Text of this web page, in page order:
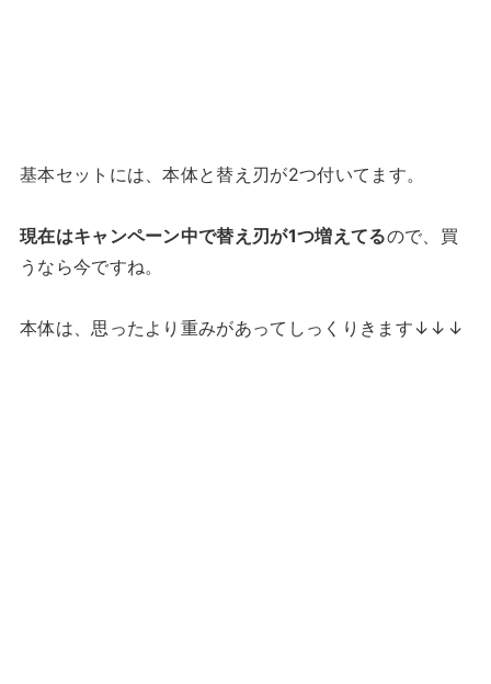
基本セットには、本体と替え刃が2つ付いてます。
現在はキャンペーン中で替え刃が1つ増えてるので、買
うなら今ですね。
本体は、思ったより重みがあってしっくりきます↓↓↓